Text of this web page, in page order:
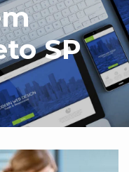
SP